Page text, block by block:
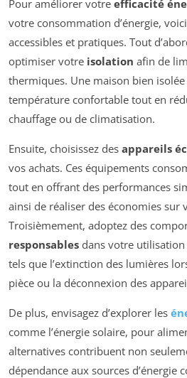
Pour améliorer votre efficacité
votre consommation d’énergie,
accessibles et pratiques. Tout
optimiser votre isolation afin de
thermiques. Une maison bien
température confortable tout en
chauffage ou de climatisation.
Ensuite, choisissez des appareils
vos achats. Ces équipements
tout en offrant des performances
ainsi de réaliser des économies sur
Troisièmement, adoptez des
responsables dans votre utilisation
tels que l’extinction des lumières
pièce ou la déconnexion des
De plus, envisagez d’explorer les
comme l’énergie solaire, pour
alternatives contribuent non
dépendance aux sources d’énergie